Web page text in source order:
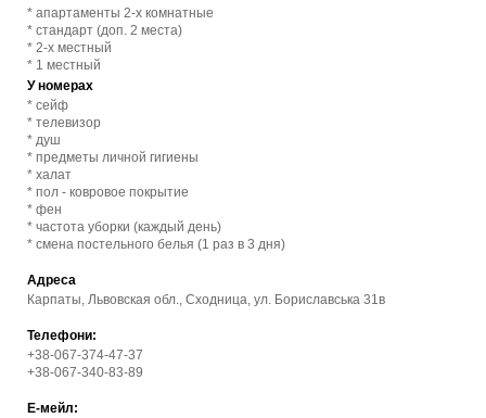
* апартаменты 2-х комнатные
* стандарт (доп. 2 места)
* 2-х местный
* 1 местный
У номерах
* сейф
* телевизор
* душ
* предметы личной гигиены
* халат
* пол - ковровое покрытие
* фен
* частота уборки (каждый день)
* смена постельного белья (1 раз в 3 дня)
Адреса
Карпаты, Львовская обл., Сходница, ул. Бориславська 31в
Телефони:
+38-067-374-47-37
+38-067-340-83-89
Е-мейл: